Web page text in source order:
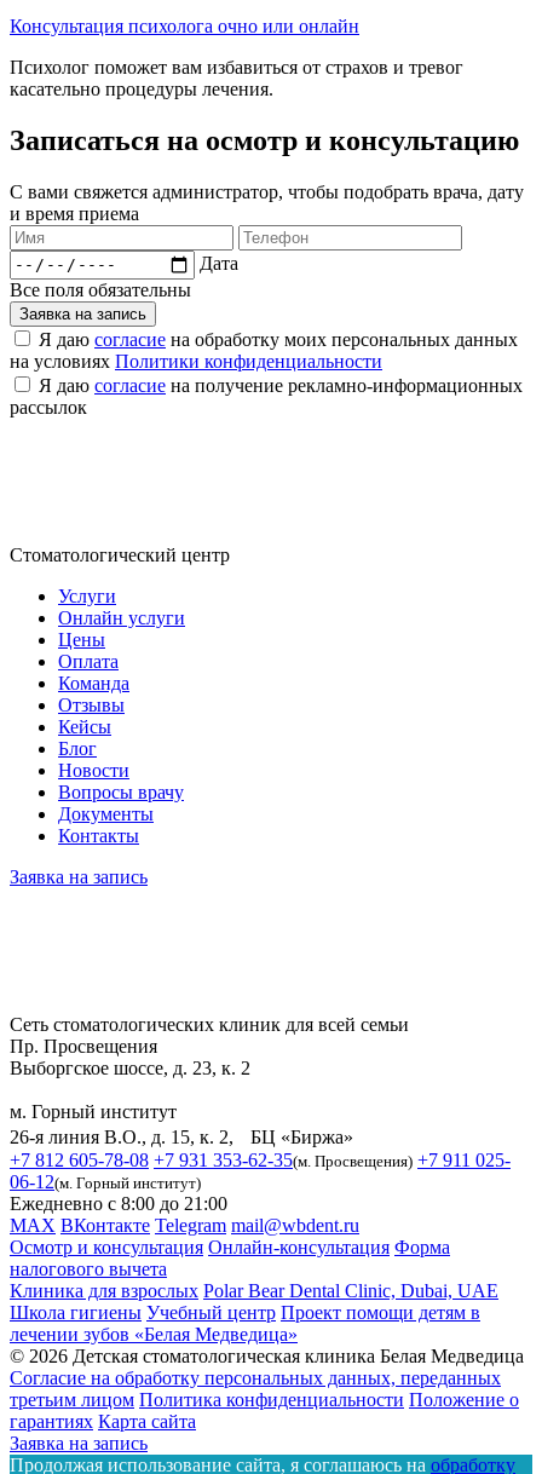
Консультация психолога очно или онлайн
Психолог поможет вам избавиться от страхов и тревог
касательно процедуры лечения.
Записаться на осмотр и консультацию​
С вами свяжется администратор, чтобы подобрать врача, дату
и время приема​
Дата
Все поля обязательны
Заявка на запись
Я даю согласие на обработку моих персональных данных
на условиях Политики конфиденциальности
Я даю согласие на получение рекламно-информационных
рассылок
Стоматологический центр
Услуги
Онлайн услуги
Цены
Оплата
Команда
Отзывы
Кейсы
Блог
Новости
Вопросы врачу
Документы
Контакты
Заявка на запись
Сеть стоматологических клиник для всей семьи
Пр. Просвещения
Выборгское шоссе, д. 23, к. 2
м. Горный институт
26-я линия В.О., д. 15, к. 2, БЦ «Биржа»
+7 812 605-78-08 +7 931 353-62-35(м. Просвещения) +7 911 025-
06-12(м. Горный институт)
Ежедневно с 8:00 до 21:00
MAX ВКонтакте Telegram mail@wbdent.ru
Осмотр и консультация Онлайн-консультация Форма
налогового вычета
Клиника для взрослых Polar Bear Dental Clinic, Dubai, UAE
Школа гигиены Учебный центр Проект помощи детям в
лечении зубов «Белая Медведица»
© 2026 Детская стоматологическая клиника Белая Медведица
Согласие на обработку персональных данных, переданных
третьим лицом Политика конфиденциальности Положение о
гарантиях Карта сайта
Заявка на запись
Продолжая использование сайта, я соглашаюсь на обработку